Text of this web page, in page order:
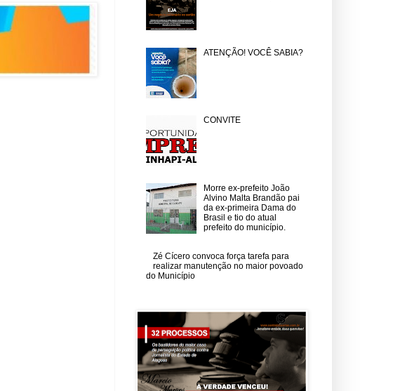
ATENÇÃO! VOCÊ SABIA?
CONVITE
Morre ex-prefeito João
Alvino Malta Brandão pai
da ex-primeira Dama do
Brasil e tio do atual
prefeito do município.
Zé Cícero convoca força tarefa para
realizar manutenção no maior povoado
do Município